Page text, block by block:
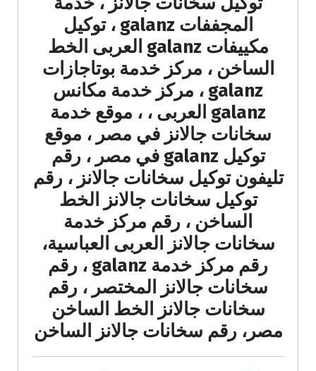
المجففات galanz ، توكيل
مكييفات galanz العربى الخط
الساخن ، مركز خدمة بوتاجازات
galanz ، مركز خدمة مكانس
galanz العربى ، ، موقع خدمة
سخانات جالانز في مصر ، موقع
توكيل galanz في مصر ، رقم
تليفون توكيل سخانات جالانز ، رقم
توكيل سخانات جالانز الخط
الساخن ، رقم مركز خدمة
سخانات جالانز العربى العباسية،
رقم مركز خدمة galanz ، رقم
سخانات جالانز المختصر ، رقم
سخانات جالانز الخط الساخن
مصر، رقم سخانات جالانز الساخن